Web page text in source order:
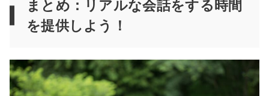
まとめ：リアルな会話をする時間
を提供しよう！